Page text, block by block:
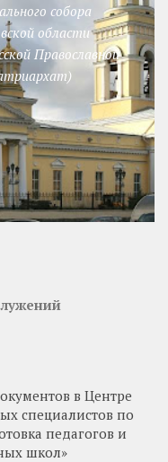
собора
области
Православной
в Центре
специалистов по
педагогов и
школ»